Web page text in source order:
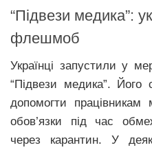
“Підвези медика”:
флешмоб
Українці запустили у
“Підвези медика”.
допомогти працівникам
обов’язки під час
через карантин. У